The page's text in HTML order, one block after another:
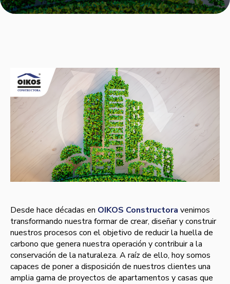
Desde hace décadas en OIKOS Constructora venimos
transformando nuestra formar de crear, diseñar y construir
nuestros procesos con el objetivo de reducir la huella de
carbono que genera nuestra operación y contribuir a la
conservación de la naturaleza. A raíz de ello, hoy somos
capaces de poner a disposición de nuestros clientes una
amplia gama de proyectos de apartamentos y casas que